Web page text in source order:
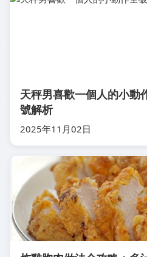
天秤男喜歡一個人的小動
號解析
2025年11月02日